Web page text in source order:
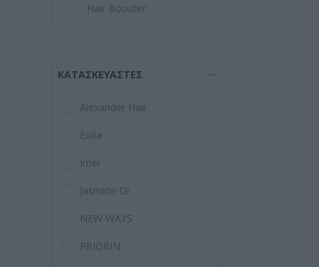
Hair Booster
ΚΑΤΑΣΚΕΥΑΣΤΈΣ
Alexander Hair
Eolia
Imel
Jasmine Dr
NEW WAYS
PRIORIN